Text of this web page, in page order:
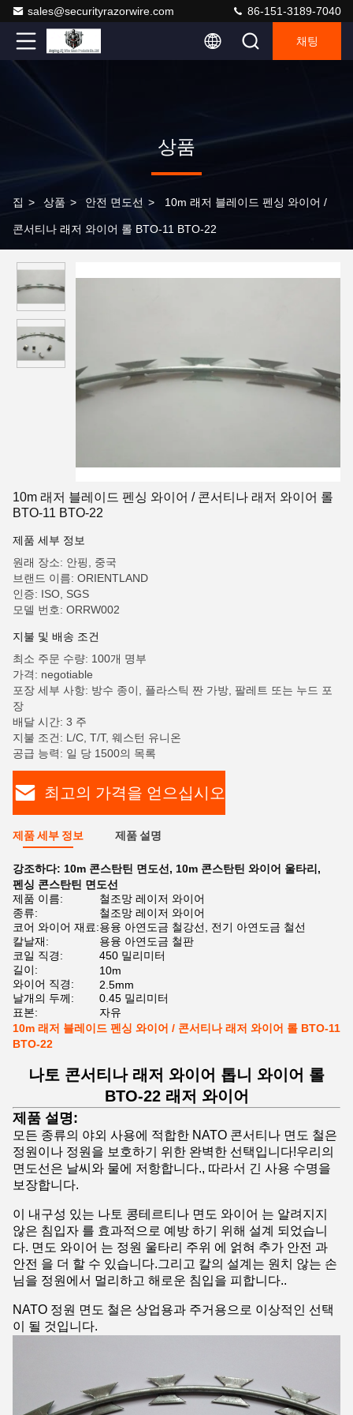
sales@securityrazorwire.com 86-151-3189-7040
채팅
상품
집 > 상품 > 안전 면도선 > 10m 래저 블레이드 펜싱 와이어 /
콘서티나 래저 와이어 롤 BTO-11 BTO-22
10m 래저 블레이드 펜싱 와이어 / 콘서티나 래저 와이어 롤
BTO-11 BTO-22
제품 세부 정보
원래 장소: 안핑, 중국
브랜드 이름: ORIENTLAND
인증: ISO, SGS
모델 번호: ORRW002
지불 및 배송 조건
최소 주문 수량: 100개 명부
가격: negotiable
포장 세부 사항: 방수 종이, 플라스틱 짠 가방, 팔레트 또는 누드 포
장
배달 시간: 3 주
지불 조건: L/C, T/T, 웨스턴 유니온
공급 능력: 일 당 1500의 목록
최고의 가격을 얻으십시오
제품 세부 정보 제품 설명
강조하다: 10m 콘스탄틴 면도선 , 10m 콘스탄틴 와이어 울타리 ,
펜싱 콘스탄틴 면도선
제품 이름:
철조망 레이저 와이어
종류:
철조망 레이저 와이어
코어 와이어 재료:용융 아연도금 철강선, 전기 아연도금 철선
칼날재:
용융 아연도금 철판
코일 직경:
450 밀리미터
길이:
10m
와이어 직경:
2.5mm
날개의 두께:
0.45 밀리미터
표본:
자유
10m 래저 블레이드 펜싱 와이어 / 콘서티나 래저 와이어 롤 BTO-11
BTO-22
나토 콘서티나 래저 와이어 톱니 와이어 롤
BTO-22 래저 와이어
제품 설명:
모든 종류의 야외 사용에 적합한 NATO 콘서티나 면도 철은
정원이나 정원을 보호하기 위한 완벽한 선택입니다!우리의
면도선은 날씨와 물에 저항합니다., 따라서 긴 사용 수명을
보장합니다.
이 내구성 있는 나토 콩테르티나 면도 와이어 는 알려지지
않은 침입자 를 효과적으로 예방 하기 위해 설계 되었습니
다. 면도 와이어 는 정원 울타리 주위 에 얽혀 추가 안전 과
안전 을 더 할 수 있습니다.그리고 칼의 설계는 원치 않는 손
님을 정원에서 멀리하고 해로운 침입을 피합니다..
NATO 정원 면도 철은 상업용과 주거용으로 이상적인 선택
이 될 것입니다.